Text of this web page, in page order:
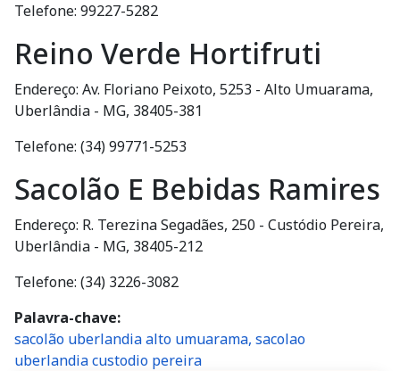
Telefone: 99227-5282
Reino Verde Hortifruti
Endereço: Av. Floriano Peixoto, 5253 - Alto Umuarama,
Uberlândia - MG, 38405-381
Telefone: (34) 99771-5253
Sacolão E Bebidas Ramires
Endereço: R. Terezina Segadães, 250 - Custódio Pereira,
Uberlândia - MG, 38405-212
Telefone: (34) 3226-3082
Palavra-chave
sacolão uberlandia alto umuarama, sacolao
uberlandia custodio pereira